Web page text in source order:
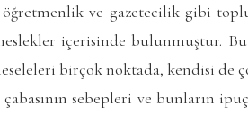
ve gazetecilik gibi
içerisinde bulunmuştur. Bu
birçok noktada, kendisi de
sebepleri ve bunların